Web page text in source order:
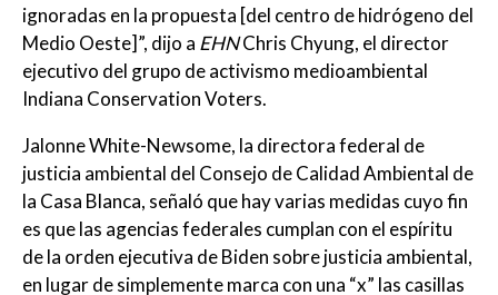
ignoradas en la propuesta [del centro de hidrógeno del
Medio Oeste]”, dijo a EHNChris Chyung, el director
ejecutivo del grupo de activismo medioambiental
Indiana Conservation Voters.
Jalonne White-Newsome, la directora federal de
justicia ambiental del Consejo de Calidad Ambiental de
la Casa Blanca, señaló que hay varias medidas cuyo fin
es que las agencias federales cumplan con el espíritu
de la orden ejecutiva de Biden sobre justicia ambiental,
en lugar de simplemente marca con una “x” las casillas